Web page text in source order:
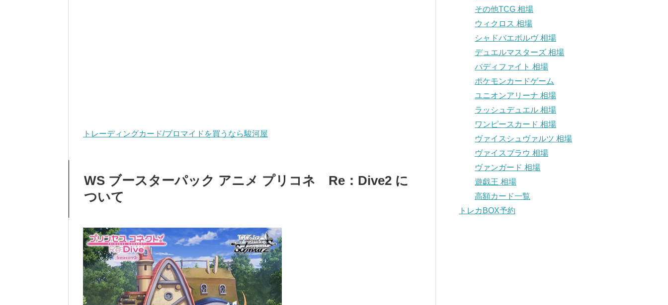
トレーディングカード/ブロマイドを買うなら駿河屋
WS ブースターパック アニメ プリコネ Re：Dive2 に
ついて
その他TCG 相場
ウィクロス 相場
シャドバエボルヴ 相場
デュエルマスターズ 相場
バディファイト 相場
ポケモンカードゲーム
ユニオンアリーナ 相場
ラッシュデュエル 相場
ワンピースカード 相場
ヴァイスシュヴァルツ 相場
ヴァイスブラウ 相場
ヴァンガード 相場
遊戯王 相場
高額カード一覧
トレカBOX予約